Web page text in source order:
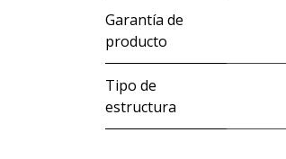
Garantía de
producto
Tipo de
estructura